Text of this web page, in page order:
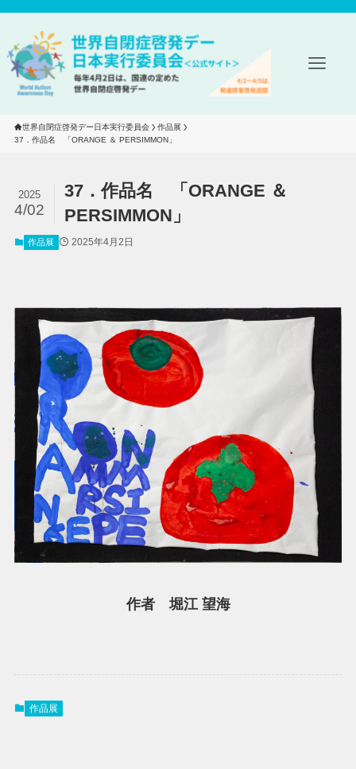
世界自閉症啓発デー日本実行委員会
作品展
37．作品名　「ORANGE ＆ PERSIMMON」
37．作品名 「ORANGE ＆
PERSIMMON」
2025
4/02
作品展 2025年4月2日
作者 堀江 望海
作品展